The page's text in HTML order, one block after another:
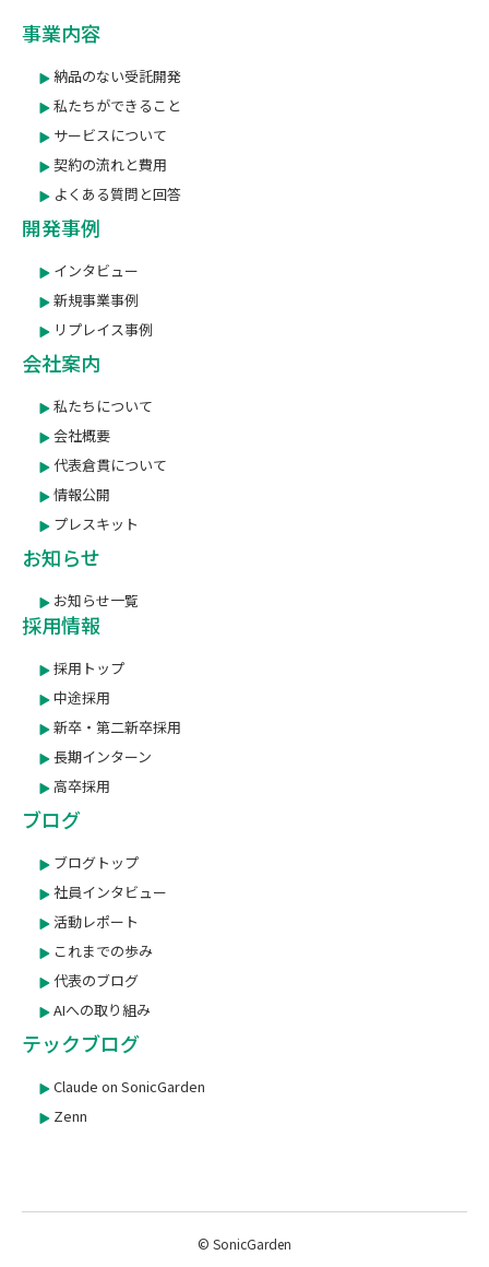
事業内容
納品のない受託開発
私たちができること
サービスについて
契約の流れと費用
よくある質問と回答
開発事例
インタビュー
新規事業事例
リプレイス事例
会社案内
私たちについて
会社概要
代表倉貫について
情報公開
プレスキット
お知らせ
お知らせ一覧
採用情報
採用トップ
中途採用
新卒・第二新卒採用
長期インターン
高卒採用
ブログ
ブログトップ
社員インタビュー
活動レポート
これまでの歩み
代表のブログ
AIへの取り組み
テックブログ
Claude on SonicGarden
Zenn
© SonicGarden